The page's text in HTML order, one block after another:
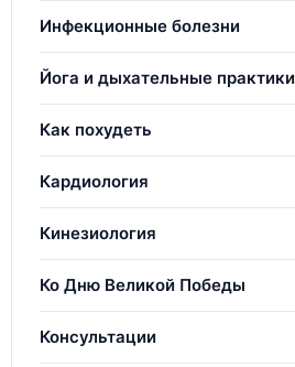
Инфекционные болезни
Йога и дыхательные практики
Как похудеть
Кардиология
Кинезиология
Ко Дню Великой Победы
Консультации